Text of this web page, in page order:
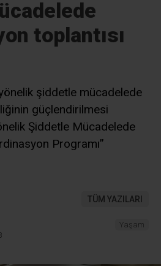
toplantısı
yönelik şiddetle mücadelede
güçlendirilmesi
Şiddetle Mücadelede
Programı”
TÜM YAZILARI
Yaşam